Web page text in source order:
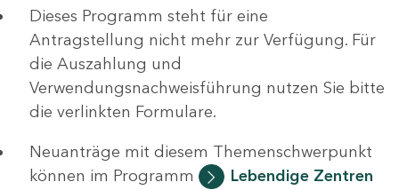
Dieses Programm steht für eine
Antragstellung nicht mehr zur Verfügung. Für
die Auszahlung und
Verwendungsnachweisführung nutzen Sie bitte
die verlinkten Formulare.
Neuanträge mit diesem Themenschwerpunkt
können im Programm
Lebendige Zentren